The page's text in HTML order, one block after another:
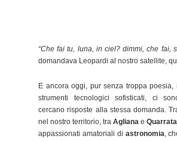
“Che fai tu, luna, in ciel? dimmi, che fai,
domandava Leopardi al nostro satellite,
E ancora oggi, pur senza troppa poesia,
strumenti tecnologici sofisticati, ci
cercano risposte alla stessa domanda.
nel nostro territorio, tra Agliana e Quarrata
appassionati amatoriali di astronomia,